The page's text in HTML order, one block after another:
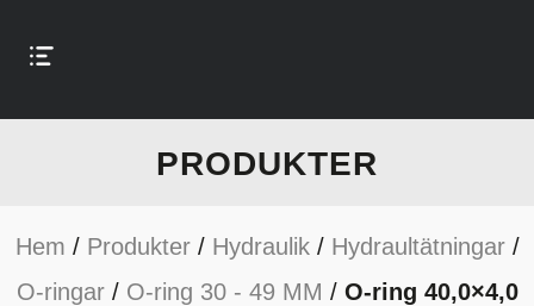
PRODUKTER
Hem / Produkter/ Hydraulik/ Hydraultätningar/
O-ringar/ O-ring 30 - 49 MM / O-ring 40,0×4,0